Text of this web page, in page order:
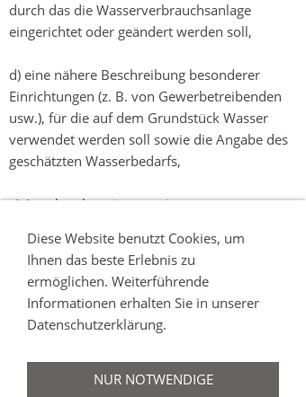
durch das die Wasserverbrauchsanlage
eingerichtet oder geändert werden soll,
d) eine nähere Beschreibung besonderer
Einrichtungen (z. B. von Gewerbetreibenden
usw.), für die auf dem Grundstück Wasser
verwendet werden soll sowie die Angabe des
geschätzten Wasserbedarfs,
e) Angabe über eine etwaige
f) im Falle des 3 der
Wasserverordnungssatzung die
Verpflichtungserklärung zur Übernahme der
mit dem Bau und Betrieb
Diese Website benutzt Cookies, um
Ihnen das beste Erlebnis zu
ermöglichen. Weiterführende
Informationen erhalten Sie in unserer
Datenschutzerklärung.
NUR NOTWENDIGE